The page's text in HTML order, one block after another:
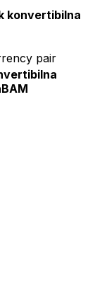
konvertibilna
pair
BAM